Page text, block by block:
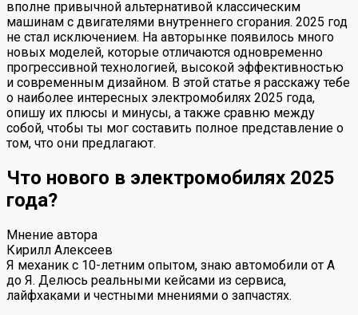
вполне привычной альтернативой классическим
машинам с двигателями внутреннего сгорания. 2025 год
не стал исключением. На авторынке появилось много
новых моделей, которые отличаются одновременно
прогрессивной технологией, высокой эффективностью
и современным дизайном. В этой статье я расскажу тебе
о наиболее интересных электромобилях 2025 года,
опишу их плюсы и минусы, а также сравню между
собой, чтобы ты мог составить полное представление о
том, что они предлагают.
Что нового в электромобилях 2025
года?
Мнение автора
Кирилл Алексеев
Я механик с 10-летним опытом, знаю автомобили от А
до Я. Делюсь реальными кейсами из сервиса,
лайфхаками и честными мнениями о запчастях.